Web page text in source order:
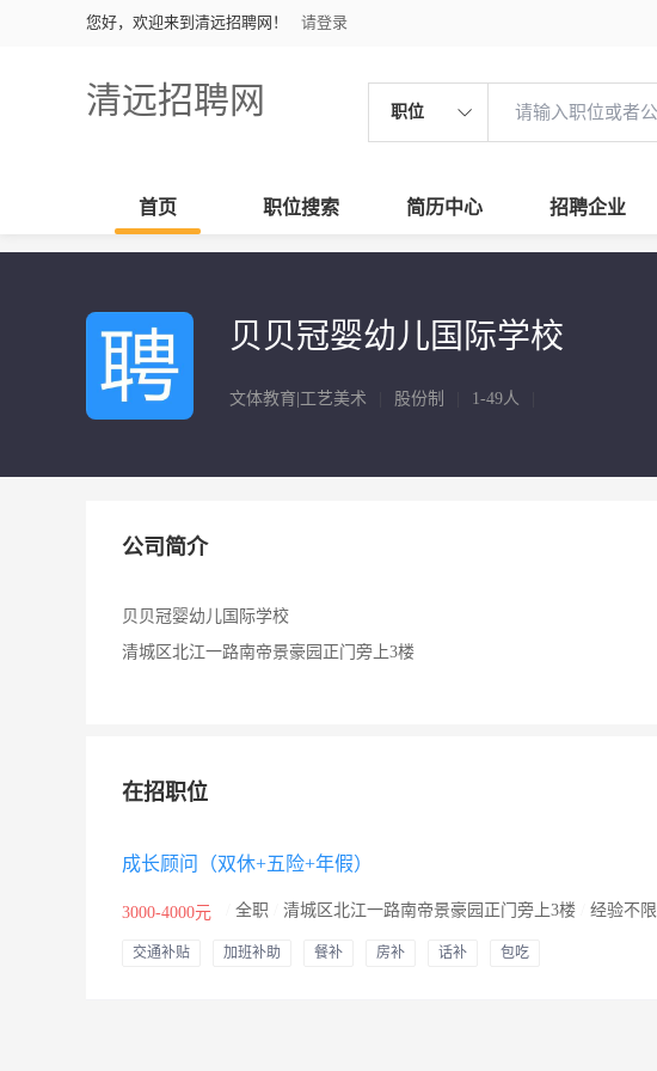
您好，欢迎来到清远招聘网！ 请登录
清远招聘网 职位
首页 职位搜索 简历中心 招聘企业
贝贝冠婴幼儿国际学校
文体教育|工艺美术 股份制 1-49人
公司简介
贝贝冠婴幼儿国际学校
清城区北江一路南帝景豪园正门旁上3楼
在招职位
成长顾问（双休+五险+年假）
3000-4000元 全职 清城区北江一路南帝景豪园正门旁上3楼 经验不限
交通补贴 加班补助 餐补 房补 话补 包吃